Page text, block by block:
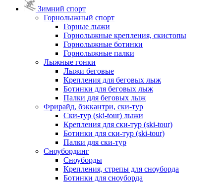
Зимний спорт
Горнолыжный спорт
Горные лыжи
Горнолыжные крепления, скистопы
Горнолыжные ботинки
Горнолыжные палки
Лыжные гонки
Лыжи беговые
Крепления для беговых лыж
Ботинки для беговых лыж
Палки для беговых лыж
Фрирайд, бэккантри, ски-тур
Ски-тур (ski-tour) лыжи
Крепления для ски-тур (ski-tour)
Ботинки для ски-тур (ski-tour)
Палки для ски-тур
Сноубординг
Сноуборды
Крепления, стрепы для сноуборда
Ботинки для сноуборда